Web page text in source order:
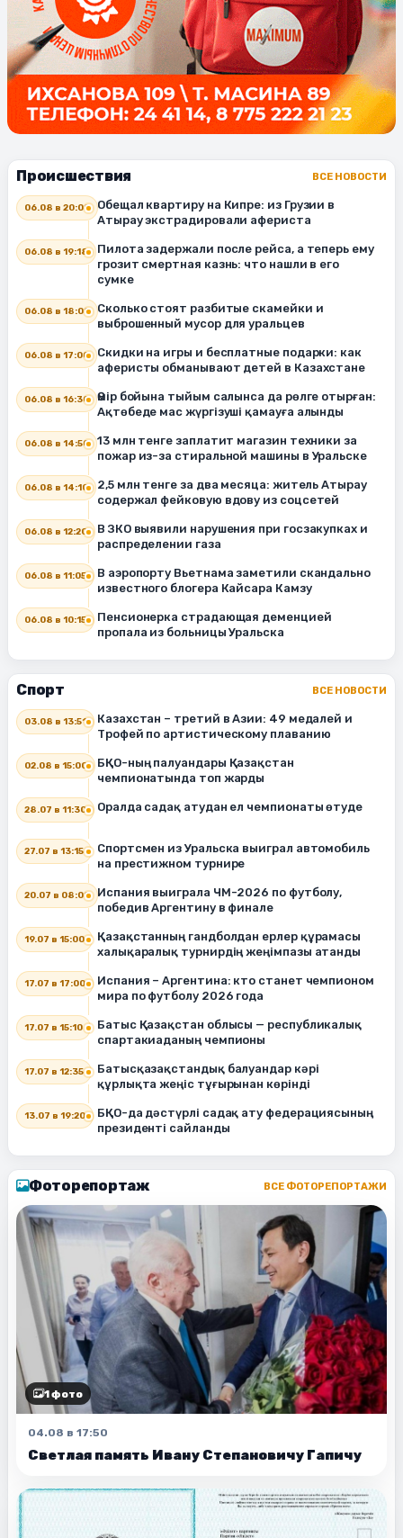
Происшествия ВСЕ НОВОСТИ
06.08 в 20:00
Обещал квартиру на Кипре: из Грузии в
Атырау экстрадировали афериста
06.08 в 19:18
Пилота задержали после рейса, а теперь ему
грозит смертная казнь: что нашли в его
сумке
06.08 в 18:00
Сколько стоят разбитые скамейки и
выброшенный мусор для уральцев
06.08 в 17:00
Скидки на игры и бесплатные подарки: как
аферисты обманывают детей в Казахстане
06.08 в 16:30
Өмір бойына тыйым салынса да рөлге отырған:
Ақтөбеде мас жүргізуші қамауға алынды
06.08 в 14:50
13 млн тенге заплатит магазин техники за
пожар из-за стиральной машины в Уральске
06.08 в 14:10
2,5 млн тенге за два месяца: житель Атырау
содержал фейковую вдову из соцсетей
06.08 в 12:20
В ЗКО выявили нарушения при госзакупках и
распределении газа
06.08 в 11:05
В аэропорту Вьетнама заметили скандально
известного блогера Кайсара Камзу
06.08 в 10:15
Пенсионерка страдающая деменцией
пропала из больницы Уральска
Спорт ВСЕ НОВОСТИ
03.08 в 13:51
Казахстан – третий в Азии: 49 медалей и
Трофей по артистическому плаванию
02.08 в 15:00
БҚО-ның палуандары Қазақстан
чемпионатында топ жарды
28.07 в 11:30 Оралда садақ атудан ел чемпионаты өтуде
27.07 в 13:15
Спортсмен из Уральска выиграл автомобиль
на престижном турнире
20.07 в 08:00
Испания выиграла ЧМ-2026 по футболу,
победив Аргентину в финале
19.07 в 15:00
Қазақстанның гандболдан ерлер құрамасы
халықаралық турнирдің жеңімпазы атанды
17.07 в 17:00
Испания – Аргентина: кто станет чемпионом
мира по футболу 2026 года
17.07 в 15:10
Батыс Қазақстан облысы — республикалық
спартакиаданың чемпионы
17.07 в 12:35
Батысқазақстандық балуандар кәрі
құрлықта жеңіс тұғырынан көрінді
13.07 в 19:20
БҚО-да дәстүрлі садақ ату федерациясының
президенті сайланды
Фоторепортаж ВСЕ ФОТОРЕПОРТАЖИ
1 фото
04.08 в 17:50
Светлая память Ивану Степановичу Гапичу